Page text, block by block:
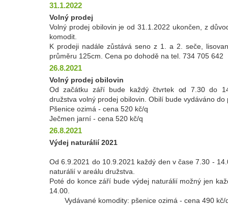
31.1.2022
Volný prodej
Volný prodej obilovin je od 31.1.2022 ukončen, z
komodit.
K prodeji nadále zůstává seno z 1. a 2. seče,
průměru 125cm. Cena po dohodě na tel. 734 705 642
26.8.2021
Volný prodej obilovin
Od začátku září bude každý čtvrtek od 7.30 do
družstva volný prodej obilovin. Obilí bude vydáváno do
Pšenice ozimá - cena 520 kč/q
Ječmen jarní - cena 520 kč/q
26.8.2021
Výdej naturálií 2021
Od 6.9.2021 do 10.9.2021 každý den v čase 7.30 -
naturálií v areálu družstva.
Poté do konce září bude výdej naturálií možný jen
14.00.
Vydávané komodity: pšenice ozimá - cena 490 kč/